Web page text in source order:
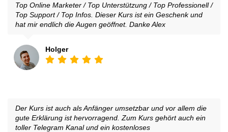
Top Online Marketer / Top Unterstützung / Top Professionell /
Top Support / Top Infos. Dieser Kurs ist ein Geschenk und
hat mir endlich die Augen geöffnet. Danke Alex
Holger
Der Kurs ist auch als Anfänger umsetzbar und vor allem die
gute Erklärung ist hervorragend. Zum Kurs gehört auch ein
toller Telegram Kanal und ein kostenloses